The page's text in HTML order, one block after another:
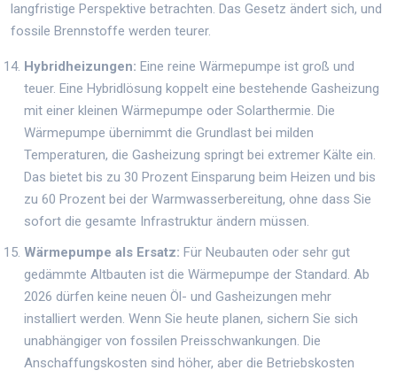
langfristige Perspektive betrachten. Das Gesetz ändert sich, und
fossile Brennstoffe werden teurer.
Hybridheizungen: Eine reine Wärmepumpe ist groß und
teuer. Eine Hybridlösung koppelt eine bestehende Gasheizung
mit einer kleinen Wärmepumpe oder Solarthermie. Die
Wärmepumpe übernimmt die Grundlast bei milden
Temperaturen, die Gasheizung springt bei extremer Kälte ein.
Das bietet bis zu 30 Prozent Einsparung beim Heizen und bis
zu 60 Prozent bei der Warmwasserbereitung, ohne dass Sie
sofort die gesamte Infrastruktur ändern müssen.
Wärmepumpe als Ersatz: Für Neubauten oder sehr gut
gedämmte Altbauten ist die Wärmepumpe der Standard. Ab
2026 dürfen keine neuen Öl- und Gasheizungen mehr
installiert werden. Wenn Sie heute planen, sichern Sie sich
unabhängiger von fossilen Preisschwankungen. Die
Anschaffungskosten sind höher, aber die Betriebskosten